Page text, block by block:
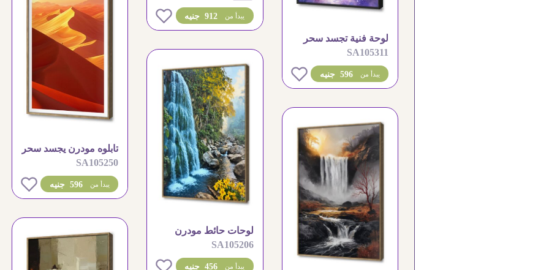
لوحة فنية تجسد سحر
الفضاء والنجوم المتلألئة
SA105311
596 جنيه يبدأ من
912 جنيه يبدأ من
تابلوه مودرن يجسد سحر
رمال الصحراء الذهبية
SA105250
596 جنيه يبدأ من 0
لوحات حائط مودرن
لمناظر طبيعية لشلال
غابة
SA105206
456 جنيه يبدأ من